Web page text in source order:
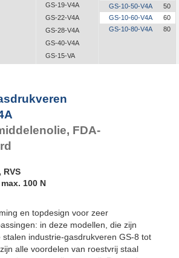
GS-19-V4A
GS-22-V4A
GS-28-V4A
GS-40-V4A
GS-15-VA
GS-10-50-V4A
50
GS-10-60-V4A
60
GS-10-80-V4A
80
FDA-
RVS
100 N
en topdesign voor zeer
in deze modellen, die zijn
industrie-gasdrukveren GS-8 tot
alle voordelen van roestvrij staal